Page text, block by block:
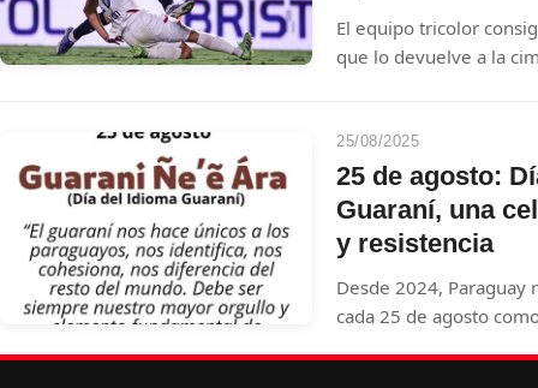
El equipo tricolor
que lo devuelve a la
25/08/2025
25 de agosto:
Guaraní, una
y resistencia
Desde 2024,
cada 25 de agosto